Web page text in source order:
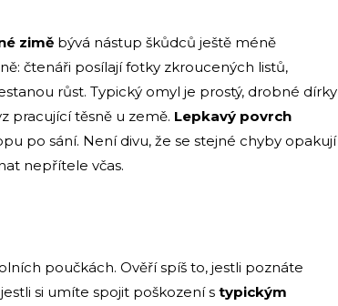
zimě bývá nástup škůdců ještě méně
čtenáři posílají fotky zkroucených listů,
růst. Typický omyl je prostý, drobné dírky
pracující těsně u země. Lepkavý povrch
po sání. Není divu, že se stejné chyby opakují
nepřítele včas.
poučkách. Ověří spíš to, jestli poznáte
si umíte spojit poškození s typickým